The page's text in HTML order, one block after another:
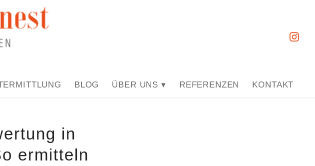
BLOG ÜBER UNS ▾ REFERENZEN KONTAKT
in
ermitteln